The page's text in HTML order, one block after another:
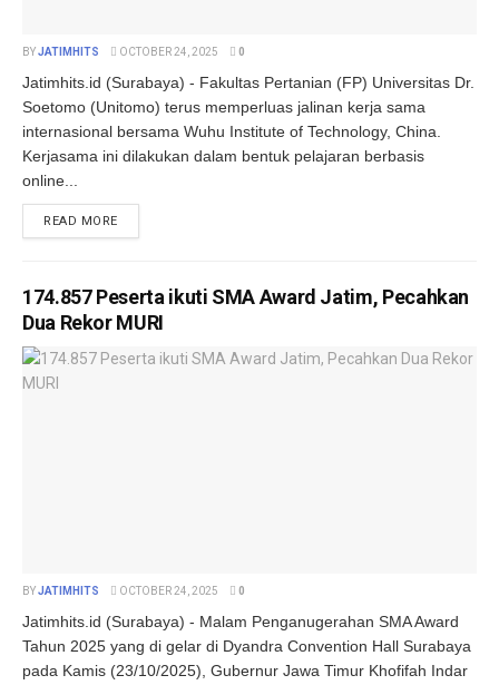
BYJATIMHITS OCTOBER 24, 2025 0
Jatimhits.id (Surabaya) - Fakultas Pertanian (FP) Universitas Dr.
Soetomo (Unitomo) terus memperluas jalinan kerja sama
internasional bersama Wuhu Institute of Technology, China.
Kerjasama ini dilakukan dalam bentuk pelajaran berbasis
online...
READ MOREDETAILS
174.857 Peserta ikuti SMA Award Jatim, Pecahkan
Dua Rekor MURI
BYJATIMHITS OCTOBER 24, 2025 0
Jatimhits.id (Surabaya) - Malam Penganugerahan SMA Award
Tahun 2025 yang di gelar di Dyandra Convention Hall Surabaya
pada Kamis (23/10/2025), Gubernur Jawa Timur Khofifah Indar